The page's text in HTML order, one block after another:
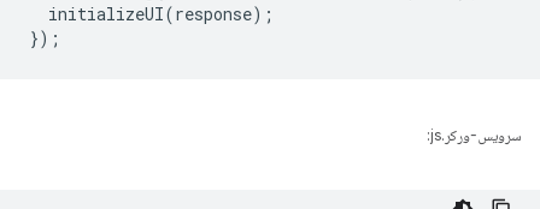
initializeUI(response);
});
سرویس-ورکر.js: